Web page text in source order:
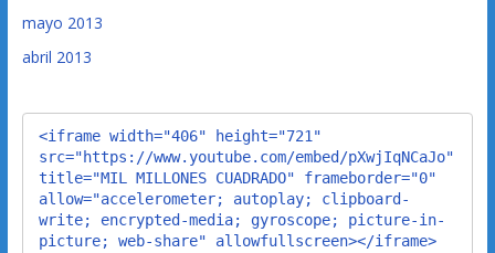
mayo 2013
abril 2013
<iframe width="406" height="721"
src="https://www.youtube.com/embed/pXwjIqNCaJo"
title="MIL MILLONES CUADRADO" frameborder="0"
allow="accelerometer; autoplay; clipboard-
write; encrypted-media; gyroscope; picture-in-
picture; web-share" allowfullscreen></iframe>